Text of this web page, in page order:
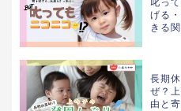
叱っ
げる
きる
長期
ぜ？
由と